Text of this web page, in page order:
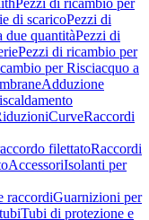
Pezzi di ricambio per
di scaricoPezzi di
due quantitàPezzi di
Pezzi di ricambio per
per Risciacquo a
Adduzione
CurveRaccordi
filettatoRaccordi
AccessoriIsolanti per
raccordiGuarnizioni per
Tubi di protezione e